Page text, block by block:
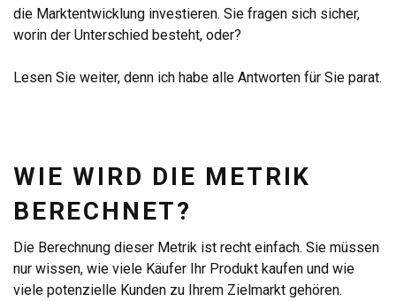
die Marktentwicklung investieren. Sie fragen sich sicher,
worin der Unterschied besteht, oder?
Lesen Sie weiter, denn ich habe alle Antworten für Sie parat.
WIE WIRD DIE METRIK
BERECHNET?
Die Berechnung dieser Metrik ist recht einfach. Sie müssen
nur wissen, wie viele Käufer Ihr Produkt kaufen und wie
viele potenzielle Kunden zu Ihrem Zielmarkt gehören.